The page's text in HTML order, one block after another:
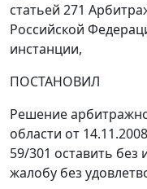
статьей 271
Российской
инстанции,
ПОСТАНОВИЛ
Решение
области от
59/301 оставить
жалобу без